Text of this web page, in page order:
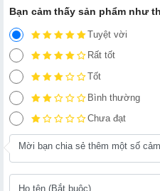
Bạn cảm thấy sản phẩm như
Tuyệt vời
Rất tốt
Tốt
Bình thường
Chưa đạt